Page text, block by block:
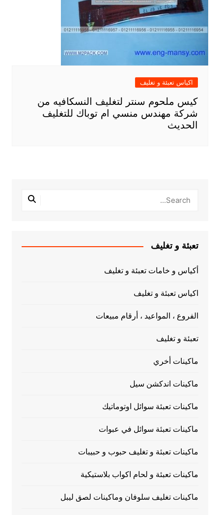
اكياس تعبئة و تغليف
كيس ملحوم سنتر لتغليف النسكافيه من
شركة مهندس منسي ام توباك للتغليف
الحديث
تعبئة و تغليف
أكياس و خامات تعبئة و تغليف
اكياس تعبئة و تغليف
الفروع ، المواعيد ، أرقام مبيعات
تعبئة و تغليف
ماكينات أخري
ماكينات اندكشن سيل
ماكينات تعبئة سوائل اوتوماتيك
ماكينات تعبئة سوائل في عبوات
ماكينات تعبئة و تغليف حبوب و حبيبات
ماكينات تعبئة و لحام اكواب بلاستيكية
ماكينات تغليف سلوفان وماكينات لصق ليبل